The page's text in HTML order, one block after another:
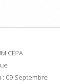
CEPA
: 09-Septembre